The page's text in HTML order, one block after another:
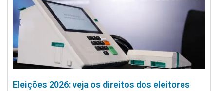
Eleições 2026: veja os direitos dos eleitores